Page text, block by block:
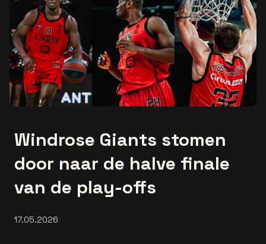
Windrose Giants stomen
door naar de halve finale
van de play-offs
17.05.2026